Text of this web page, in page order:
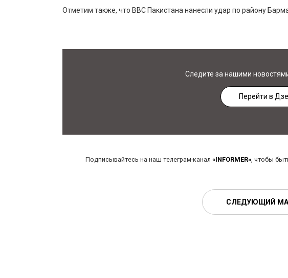
Отметим также, что ВВС Пакистана нанесли удар по району
Следите за нашими
Перейти в
Подписывайтесь на наш телеграм-канал «INFORMER», чтобы
СЛЕДУЮЩИЙ